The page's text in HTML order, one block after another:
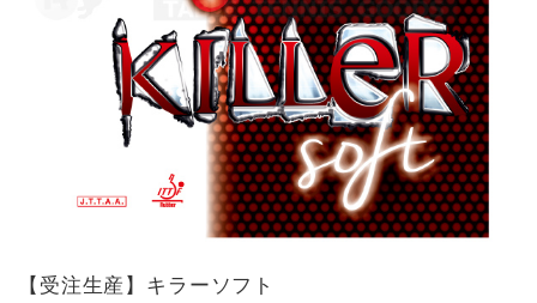
【受注生産】キラーソフト